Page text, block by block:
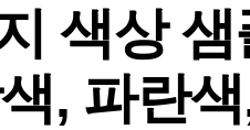
색상
, 파란